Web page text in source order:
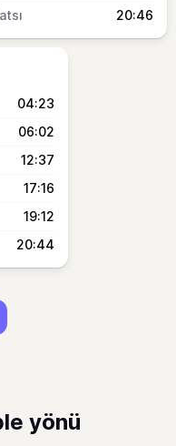
20:46
04:23
06:02
12:37
17:16
19:12
20:44
yönü